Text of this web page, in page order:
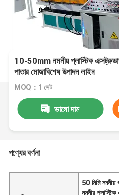
10-50mm নমনীয় প্লাস্টিক এক্সট্রুডার
পাতার মোজাবিশেষ উত্পাদন লাইন
MOQ：1 সেট
ভালো দাম
পণ্যের বর্ণনা
50 মিমি নমনীয়
নমনীয়